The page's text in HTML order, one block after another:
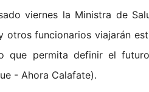
viernes la Ministra de
otros funcionarios viajarán
que permita definir el
- Ahora Calafate).